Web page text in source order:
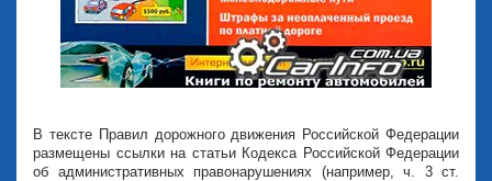
В тексте Правил дорожного движения Российской Федерации
размещены ссылки на статьи Кодекса Российской Федерации
об административных правонарушениях (например, ч. 3 ст.